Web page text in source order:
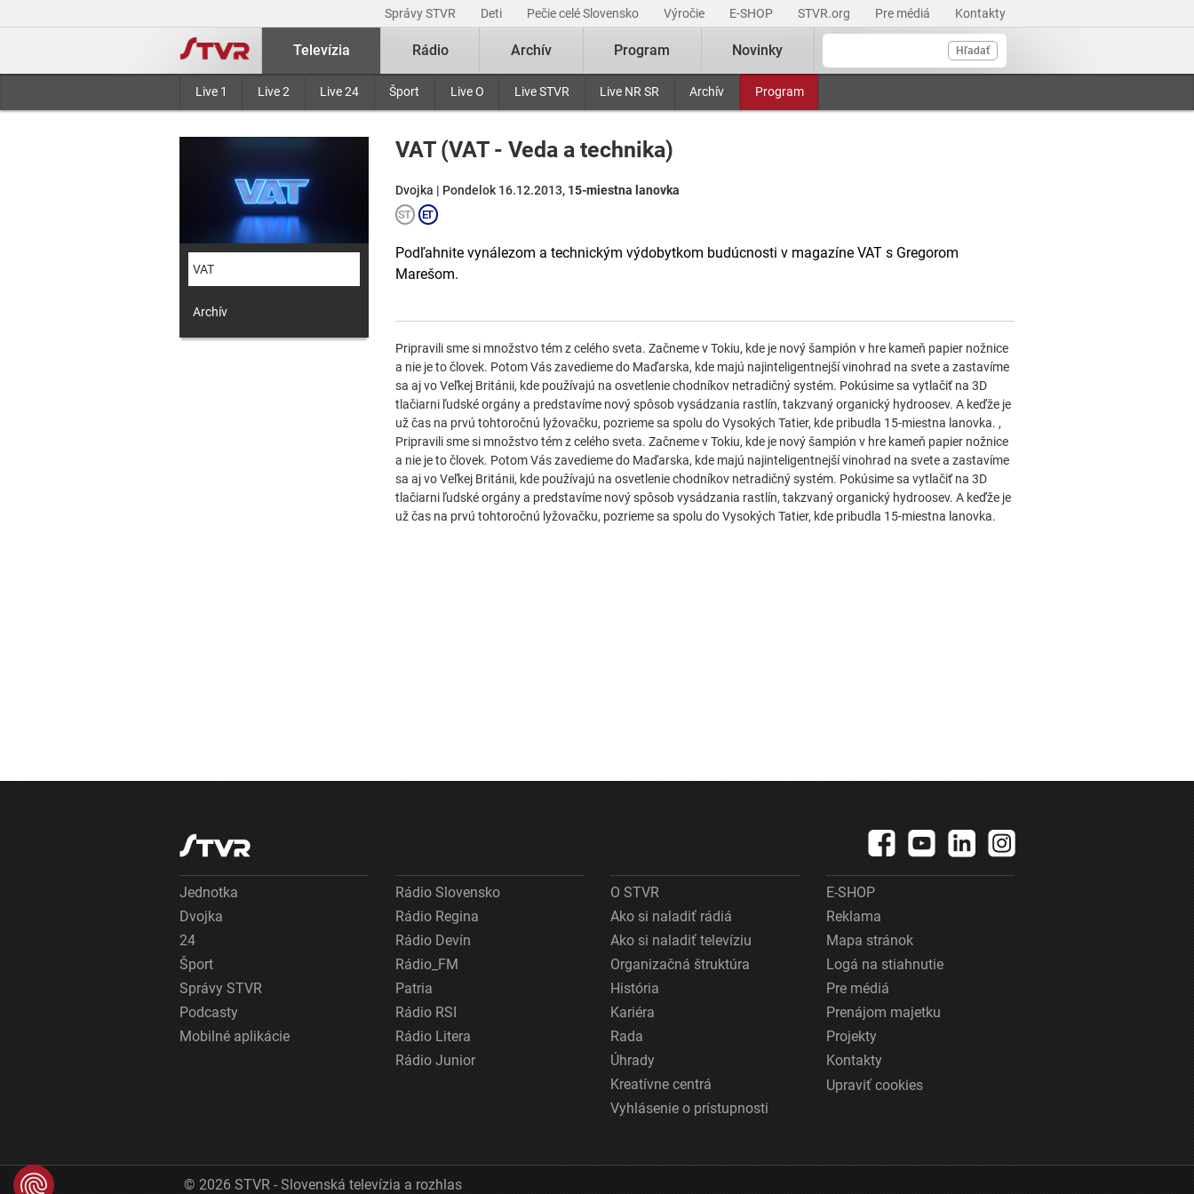
Správy STVR Deti Pečie celé Slovensko Výročie E-SHOP STVR.org Pre médiá Kontakty
Hľadať
Televízia
Live 1 Live 2 Live 24 Šport Live O Live STVR Live NR SR Archív Program
Rádio Archív Program Novinky
VAT
Archív
VAT (VAT - Veda a technika)
Dvojka | Pondelok 16.12.2013, 15-miestna lanovka
Podľahnite vynálezom a technickým výdobytkom budúcnosti v magazíne VAT s Gregorom
Marešom.
Pripravili sme si množstvo tém z celého sveta. Začneme v Tokiu, kde je nový šampión v hre kameň papier nožnice
a nie je to človek. Potom Vás zavedieme do Maďarska, kde majú najinteligentnejší vinohrad na svete a zastavíme
sa aj vo Veľkej Británii, kde používajú na osvetlenie chodníkov netradičný systém. Pokúsime sa vytlačiť na 3D
tlačiarni ľudské orgány a predstavíme nový spôsob vysádzania rastlín, takzvaný organický hydroosev. A keďže je
už čas na prvú tohtoročnú lyžovačku, pozrieme sa spolu do Vysokých Tatier, kde pribudla 15-miestna lanovka. ,
Pripravili sme si množstvo tém z celého sveta. Začneme v Tokiu, kde je nový šampión v hre kameň papier nožnice
a nie je to človek. Potom Vás zavedieme do Maďarska, kde majú najinteligentnejší vinohrad na svete a zastavíme
sa aj vo Veľkej Británii, kde používajú na osvetlenie chodníkov netradičný systém. Pokúsime sa vytlačiť na 3D
tlačiarni ľudské orgány a predstavíme nový spôsob vysádzania rastlín, takzvaný organický hydroosev. A keďže je
už čas na prvú tohtoročnú lyžovačku, pozrieme sa spolu do Vysokých Tatier, kde pribudla 15-miestna lanovka.
Jednotka
Dvojka
24
Šport
Správy STVR
Podcasty
Mobilné aplikácie
Rádio Slovensko
Rádio Regina
Rádio Devín
Rádio_FM
Patria
Rádio RSI
Rádio Litera
Rádio Junior
O STVR
Ako si naladiť rádiá
Ako si naladiť televíziu
Organizačná štruktúra
História
Kariéra
Rada
Úhrady
Kreatívne centrá
Vyhlásenie o prístupnosti
E-SHOP
Reklama
Mapa stránok
Logá na stiahnutie
Pre médiá
Prenájom majetku
Projekty
Kontakty
Upraviť cookies
© 2026 STVR - Slovenská televízia a rozhlas